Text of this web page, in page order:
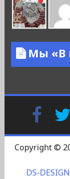
Мы «В
Copyright ©
DS-DESIGN